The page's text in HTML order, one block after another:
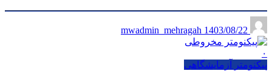
1403/08/22
۰
پیکنومتر آزمایشگاهی